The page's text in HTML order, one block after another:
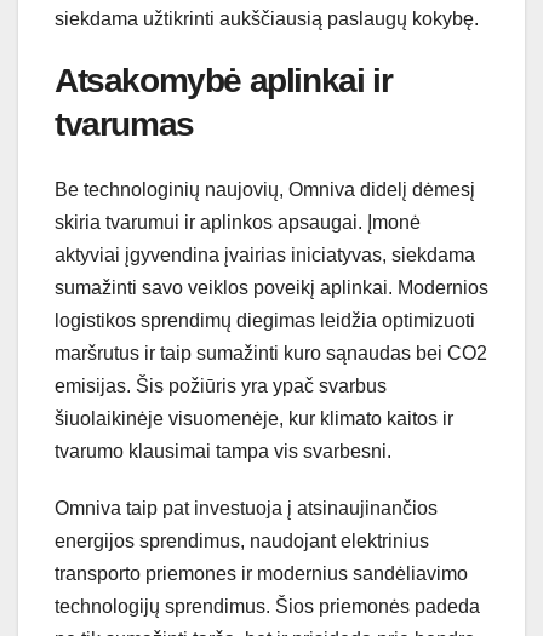
siekdama užtikrinti aukščiausią paslaugų kokybę.
Atsakomybė aplinkai ir
tvarumas
Be technologinių naujovių, Omniva didelį dėmesį
skiria tvarumui ir aplinkos apsaugai. Įmonė
aktyviai įgyvendina įvairias iniciatyvas, siekdama
sumažinti savo veiklos poveikį aplinkai. Modernios
logistikos sprendimų diegimas leidžia optimizuoti
maršrutus ir taip sumažinti kuro sąnaudas bei CO2
emisijas. Šis požiūris yra ypač svarbus
šiuolaikinėje visuomenėje, kur klimato kaitos ir
tvarumo klausimai tampa vis svarbesni.
Omniva taip pat investuoja į atsinaujinančios
energijos sprendimus, naudojant elektrinius
transporto priemones ir modernius sandėliavimo
technologijų sprendimus. Šios priemonės padeda